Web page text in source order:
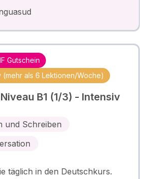
Gutschein
(mehr als 6 Lektionen/Woche)
B1 (1/3) - Intensiv
und Schreiben
täglich in den Deutschkurs.